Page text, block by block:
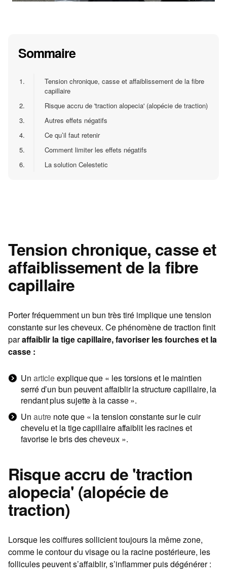
Sommaire
1.
Tension chronique, casse et affaiblissement de la fibre
capillaire
2.
Risque accru de 'traction alopecia' (alopécie de traction)
3.
Autres effets négatifs
4.
Ce qu’il faut retenir
5.
Comment limiter les effets négatifs
6.
La solution Celestetic
Tension chronique, casse et
affaiblissement de la fibre
capillaire
Porter fréquemment un bun très tiré implique une tension
constante sur les cheveux. Ce phénomène de traction finit
paraffaiblir la tige capillaire, favoriser les fourches et la
casse :
Un articleexplique que « les torsions et le maintien
serré d’un bun peuvent affaiblir la structure capillaire, la
rendant plus sujette à la casse ».
Un autre note que « la tension constante sur le cuir
chevelu et la tige capillaire affaiblit les racines et
favorise le bris des cheveux ».
Risque accru de 'traction
alopecia' (alopécie de
traction)
Lorsque les coiffures sollicient toujours la même zone,
comme le contour du visage ou la racine postérieure, les
follicules peuvent s’affaiblir, s’inflammer puis dégénérer :